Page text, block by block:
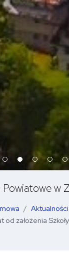
w
Aktualności
od założenia